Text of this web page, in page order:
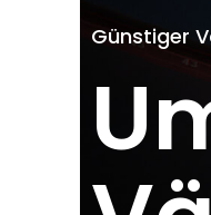
Günstiger